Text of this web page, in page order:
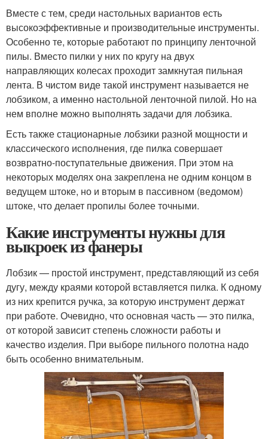
Вместе с тем, среди настольных вариантов есть
высокоэффективные и производительные инструменты.
Особенно те, которые работают по принципу ленточной
пилы. Вместо пилки у них по кругу на двух
направляющих колесах проходит замкнутая пильная
лента. В чистом виде такой инструмент называется не
лобзиком, а именно настольной ленточной пилой. Но на
нем вполне можно выполнять задачи для лобзика.
Есть также стационарные лобзики разной мощности и
классического исполнения, где пилка совершает
возвратно-поступательные движения. При этом на
некоторых моделях она закреплена не одним концом в
ведущем штоке, но и вторым в пассивном (ведомом)
штоке, что делает пропилы более точными.
Какие инструменты нужны для
выкроек из фанеры
Лобзик — простой инструмент, представляющий из себя
дугу, между краями которой вставляется пилка. К одному
из них крепится ручка, за которую инструмент держат
при работе. Очевидно, что основная часть — это пилка,
от которой зависит степень сложности работы и
качество изделия. При выборе пильного полотна надо
быть особенно внимательным.